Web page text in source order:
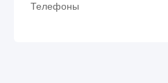
Телефоны